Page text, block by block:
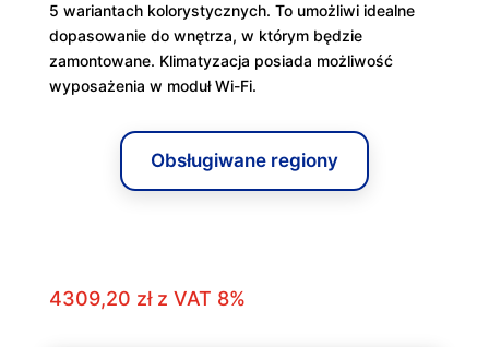
5 wariantach kolorystycznych. To umożliwi idealne
dopasowanie do wnętrza, w którym będzie
zamontowane. Klimatyzacja posiada możliwość
wyposażenia w moduł Wi-Fi.
Obsługiwane regiony
4309,20 zł z VAT 8%